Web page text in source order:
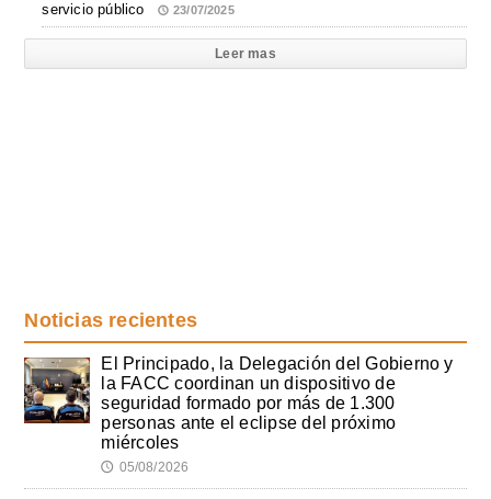
servicio público
23/07/2025
Leer mas
Noticias recientes
El Principado, la Delegación del Gobierno y
la FACC coordinan un dispositivo de
seguridad formado por más de 1.300
personas ante el eclipse del próximo
miércoles
🕔 05/08/2026